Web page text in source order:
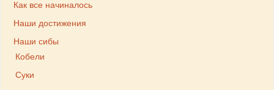
Как все начиналось
Наши достижения
Наши сибы
Кобели
Суки